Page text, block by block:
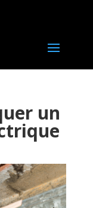
un